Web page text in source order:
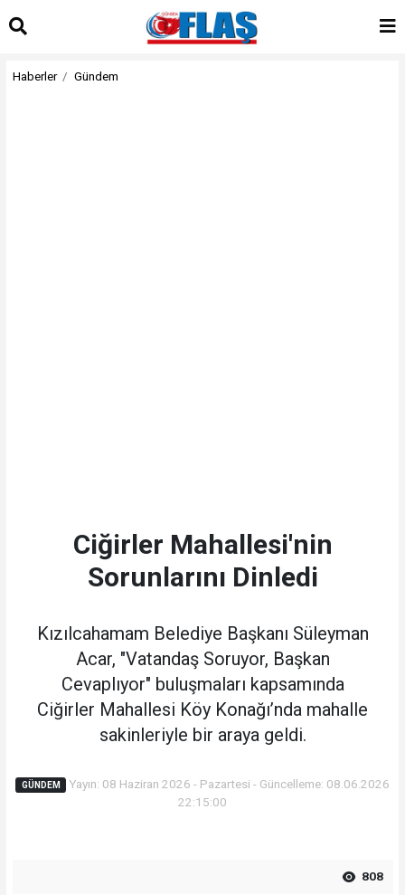
Haberler Gündem
Ciğirler Mahallesi'nin
Sorunlarını Dinledi
Kızılcahamam Belediye Başkanı Süleyman
Acar, "Vatandaş Soruyor, Başkan
Cevaplıyor" buluşmaları kapsamında
Ciğirler Mahallesi Köy Konağı’nda mahalle
sakinleriyle bir araya geldi.
GÜNDEM
Yayın: 08 Haziran 2026 - Pazartesi - Güncelleme: 08.06.2026
22:15:00
808